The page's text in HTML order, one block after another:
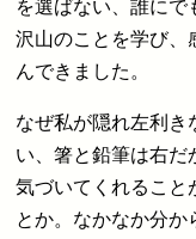
を選ばない、誰に
沢山のことを学び、
んできました。
なぜ私が隠れ左利き
い、箸と鉛筆は右だ
気づいてくれること
とか。なかなか分